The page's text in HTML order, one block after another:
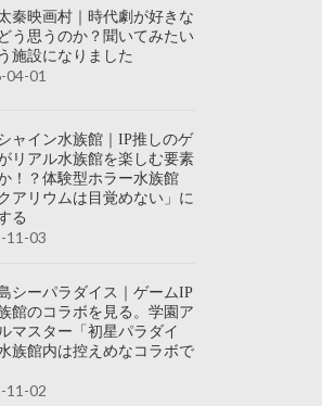
秦映画村｜時代劇が好きな
う思うのか？聞いてみたい
施設になりました
04-01
ャイン水族館｜IP推しのゲ
リアル水族館を楽しむ要素
！？体験型ホラー水族館
クアリウムは目覚めない」に
る
11-03
シーパラダイス｜ゲームIP
館のコラボを見る。学園ア
マスター「初星パラダイ
族館内は控えめなコラボで
11-02